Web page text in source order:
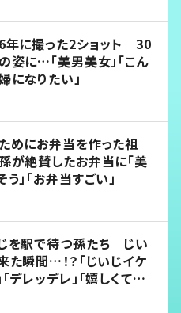
年に撮った2ショット 30
姿に…「美男美女」「こん
になりたい」
めにお弁当を作った祖
絶賛したお弁当に「美
う」「お弁当すごい」
を駅で待つ孫たち じい
た瞬間…！？「じいじイケ
「デレッデレ」「嬉しくて可